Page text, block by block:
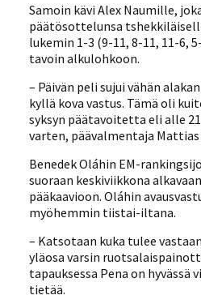
Samoin kävi Alex Naumille,
päätösottelunsa
lukemin 1-3 (9-11, 8-11, 11-6,
tavoin alkulohkoon.
– Päivän peli sujui vähän
kyllä kova vastus. Tämä oli
syksyn päätavoitetta eli alle
varten, päävalmentaja
Benedek Oláhin EM-
suoraan keskiviikkona
pääkaavioon. Oláhin
myöhemmin tiistai-iltana.
– Katsotaan kuka tulee
yläosa varsin
tapauksessa Pena on hyvässä
tietää.